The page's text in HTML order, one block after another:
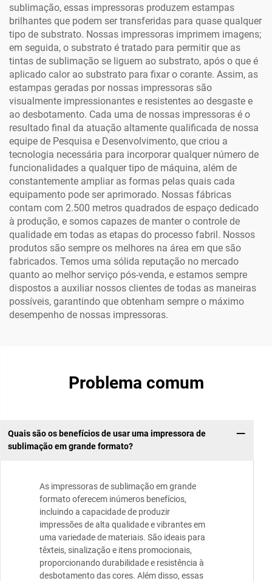
sublimação, essas impressoras produzem estampas
brilhantes que podem ser transferidas para quase qualquer
tipo de substrato. Nossas impressoras imprimem imagens;
em seguida, o substrato é tratado para permitir que as
tintas de sublimação se liguem ao substrato, após o que é
aplicado calor ao substrato para fixar o corante. Assim, as
estampas geradas por nossas impressoras são
visualmente impressionantes e resistentes ao desgaste e
ao desbotamento. Cada uma de nossas impressoras é o
resultado final da atuação altamente qualificada de nossa
equipe de Pesquisa e Desenvolvimento, que criou a
tecnologia necessária para incorporar qualquer número de
funcionalidades a qualquer tipo de máquina, além de
constantemente ampliar as formas pelas quais cada
equipamento pode ser aprimorado. Nossas fábricas
contam com 2.500 metros quadrados de espaço dedicado
à produção, e somos capazes de manter o controle de
qualidade em todas as etapas do processo fabril. Nossos
produtos são sempre os melhores na área em que são
fabricados. Temos uma sólida reputação no mercado
quanto ao melhor serviço pós-venda, e estamos sempre
dispostos a auxiliar nossos clientes de todas as maneiras
possíveis, garantindo que obtenham sempre o máximo
desempenho de nossas impressoras.
Problema comum
Quais são os benefícios de usar uma impressora de
sublimação em grande formato?
As impressoras de sublimação em grande
formato oferecem inúmeros benefícios,
incluindo a capacidade de produzir
impressões de alta qualidade e vibrantes em
uma variedade de materiais. São ideais para
têxteis, sinalização e itens promocionais,
proporcionando durabilidade e resistência à
desbotamento das cores. Além disso, essas